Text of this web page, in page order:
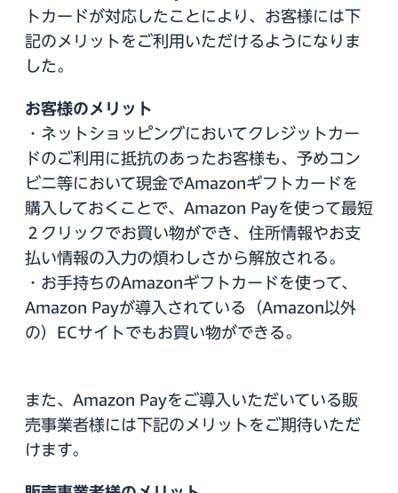
トカードが対応したことにより、お客様には下
記のメリットをご利用いただけるようになりま
した。
お客様のメリット
・ネットショッピングにおいてクレジットカー
ドのご利用に抵抗のあったお客様も、予めコン
ビニ等において現金でAmazonギフトカードを
購入しておくことで、Amazon Payを使って最短
２クリックでお買い物ができ、住所情報やお支
払い情報の入力の煩わしさから解放される。
・お手持ちのAmazonギフトカードを使って、
Amazon Payが導入されている（Amazon以外
の）ECサイトでもお買い物ができる。
また、Amazon Payをご導入いただいている販
売事業者様には下記のメリットをご期待いただ
けます。